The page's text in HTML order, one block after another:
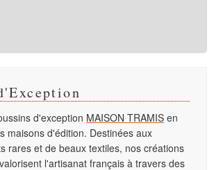
d'exception MAISON TRAMIS en
maisons d'édition. Destinées aux
rares et de beaux textiles, nos créations
l'artisanat français à travers des